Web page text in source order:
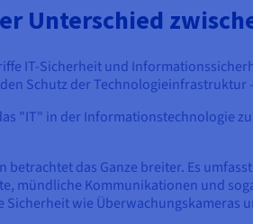
Unterschied
IT-Sicherheit und
Schutz der
"IT" in der Informationstechnologie
betrachtet das Ganze breiter. Es
mündliche Kommunikationen und
Sicherheit wie